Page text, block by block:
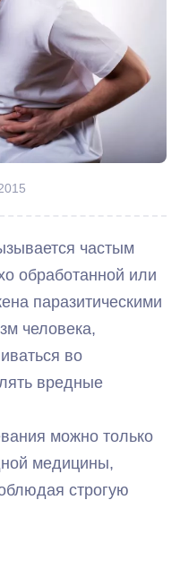
частым
обработанной или
паразитическими
человека,
во
вредные
можно только
медицины,
строгую